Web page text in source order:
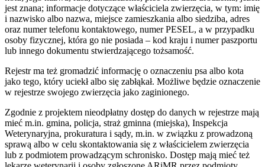
jest znana; informacje dotyczące właściciela zwierzęcia, w tym: imię
i nazwisko albo nazwa, miejsce zamieszkania albo siedziba, adres
oraz numer telefonu kontaktowego, numer PESEL, a w przypadku
osoby fizycznej, która go nie posiada – kod kraju i numer paszportu
lub innego dokumentu stwierdzającego tożsamość.
Rejestr ma też gromadzić informację o oznaczeniu psa albo kota
jako tego, który uciekł albo się zabłąkał. Możliwe będzie oznaczenie
w rejestrze swojego zwierzęcia jako zaginionego.
Zgodnie z projektem nieodpłatny dostęp do danych w rejestrze mają
mieć m.in. gmina, policja, straż gminna (miejska), Inspekcja
Weterynaryjna, prokuratura i sądy, m.in. w związku z prowadzoną
sprawą albo w celu skontaktowania się z właścicielem zwierzęcia
lub z podmiotem prowadzącym schronisko. Dostęp mają mieć też